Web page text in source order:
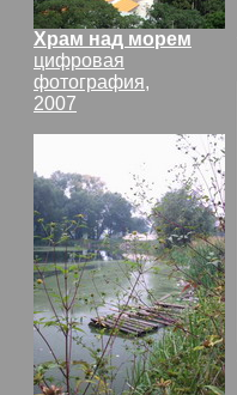
Храм над морем
цифровая
фотография,
2007